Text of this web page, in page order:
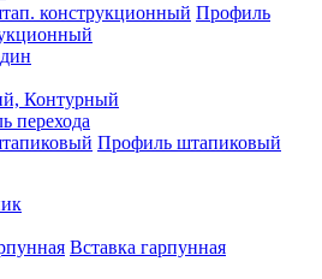
Профиль
Контурный
перехода
Профиль штапиковый
Вставка гарпунная